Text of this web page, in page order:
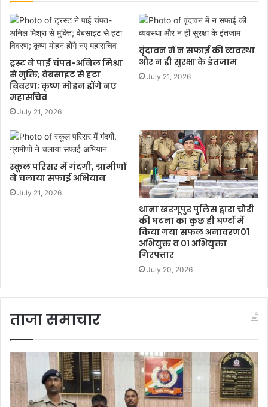
ट्रस्ट ने पाई चंपत-अनिल मिश्रा
से मुक्ति; वेबसाइट से हटा
विवरण; कृष्ण मोहन होंगे नए
महासचिव
July 21, 2026
वृंदावन में न सफाई की व्यवस्था
और न ही सुरक्षा के इंतजाम
July 21, 2026
स्कूल परिसर में गंदगी, ग्रामीणों
ने चलाया सफाई अभियान
July 21, 2026
थाना खरगूपुर पुलिस द्वारा चोरी
की घटना का कुछ ही घण्टों में
किया गया सफल अनावरण01
अभियुक्त व 01 अभियुक्ता
गिरफ्तार
July 20, 2026
ताजा समाचार